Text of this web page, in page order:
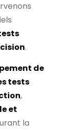
.
de
tests
,
et
la